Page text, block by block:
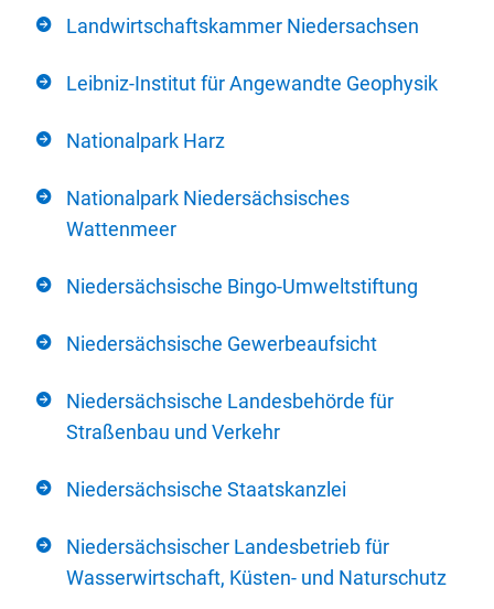
Landwirtschaftskammer Niedersachsen
Leibniz-Institut für Angewandte Geophysik
Nationalpark Harz
Nationalpark Niedersächsisches
Wattenmeer
Niedersächsische Bingo-Umweltstiftung
Niedersächsische Gewerbeaufsicht
Niedersächsische Landesbehörde für
Straßenbau und Verkehr
Niedersächsische Staatskanzlei
Niedersächsischer Landesbetrieb für
Wasserwirtschaft, Küsten- und Naturschutz